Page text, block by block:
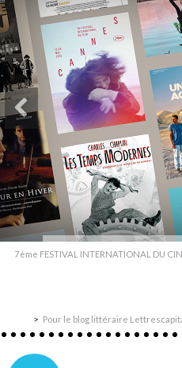
7ème FESTIVAL INTERNATIONAL DU
Pour le blog littéraire